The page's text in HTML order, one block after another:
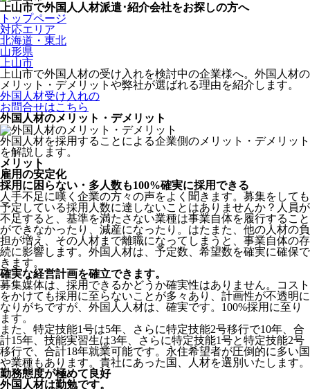
上山市で外国人人材派遣･紹介会社をお探しの方へ
トップページ
対応エリア
北海道・東北
山形県
上山市
上山市で外国人材の受け入れを検討中の企業様へ。外国人材の
メリット・デメリットや弊社が選ばれる理由を紹介します。
外国人材受け入れの
お問合せはこちら
外国人材のメリット・デメリット
外国人材を採用することによる企業側のメリット・デメリット
を解説します。
メリット
雇用の安定化
採用に困らない・多人数も100%確実に採用できる
人手不足に嘆く企業の方々の声をよく聞きます。募集をしても
予定している採用人数に達しないことはありませんか？人員が
不足すると、基準を満たさない業種は事業自体を履行すること
ができなかったり、減産になったり。はたまた、他の人材の負
担が増え、その人材まで離職になってしまうと、事業自体の存
続に影響します。 外国人材は、予定数、希望数を確実に確保で
きます。
確実な経営計画を確立できます。
募集媒体は、採用できるかどうか確実性はありません。コスト
をかけても採用に至らないことが多々あり、計画性が不透明に
なりがちですが、外国人人材は、確実です。100%採用に至り
ます。
また、特定技能1号は5年、さらに特定技能2号移行で10年、合
計15年、技能実習生は3年、さらに特定技能1号と特定技能2号
移行で、合計18年就業可能です。永住希望者が圧倒的に多い国
や業種もあります。貴社にあった国、人材を選別いたします。
勤務態度が極めて良好
外国人材は勤勉です。